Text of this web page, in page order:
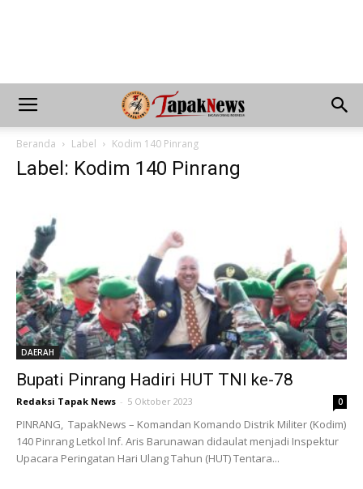
Beranda Label Kodim 140 Pinrang
Label: Kodim 140 Pinrang
DAERAH
Bupati Pinrang Hadiri HUT TNI ke-78
Redaksi Tapak News - 5 Oktober 2023 0
PINRANG, TapakNews – Komandan Komando Distrik Militer (Kodim)
140 Pinrang Letkol Inf. Aris Barunawan didaulat menjadi Inspektur
Upacara Peringatan Hari Ulang Tahun (HUT) Tentara...